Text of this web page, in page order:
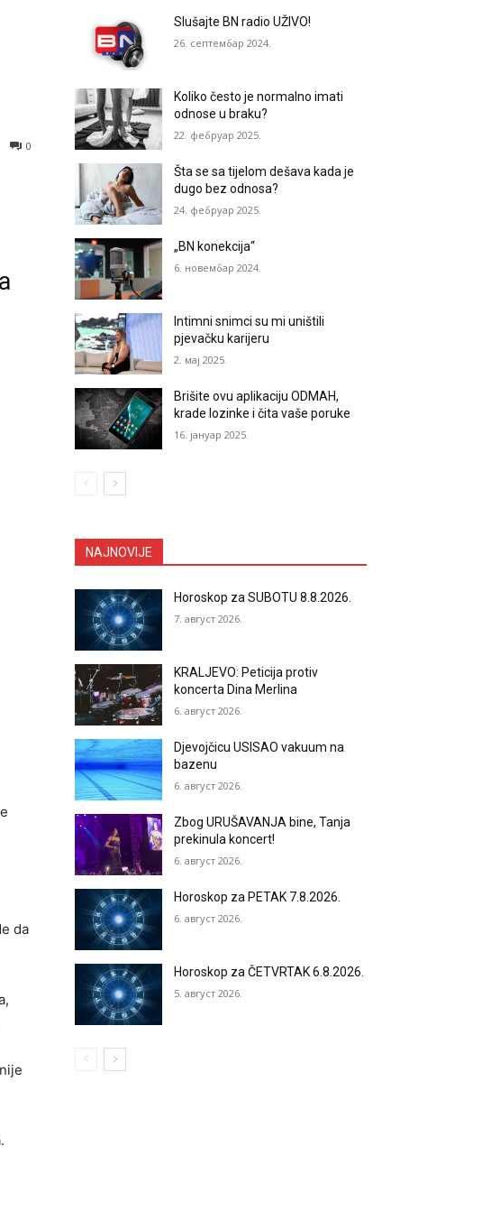
0
da
Slušajte BN radio UŽIVO!
26. септембар 2024.
Koliko često je normalno imati
odnose u braku?
22. фебруар 2025.
Šta se sa tijelom dešava kada je
dugo bez odnosa?
24. фебруар 2025.
„BN konekcija“
6. новембар 2024.
Intimni snimci su mi uništili
pjevačku karijeru
2. мај 2025.
Brišite ovu aplikaciju ODMAH,
krade lozinke i čita vaše poruke
16. јануар 2025.
NAJNOVIJE
Horoskop za SUBOTU 8.8.2026.
7. август 2026.
KRALJEVO: Peticija protiv
koncerta Dina Merlina
6. август 2026.
Djevojčicu USISAO vakuum na
bazenu
6. август 2026.
Zbog URUŠAVANJA bine, Tanja
prekinula koncert!
6. август 2026.
Horoskop za PETAK 7.8.2026.
6. август 2026.
Horoskop za ČETVRTAK 6.8.2026.
5. август 2026.